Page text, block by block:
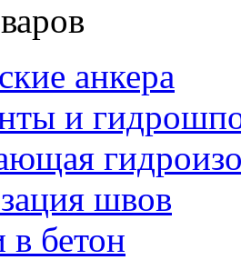
анкера
и
швов
бетон